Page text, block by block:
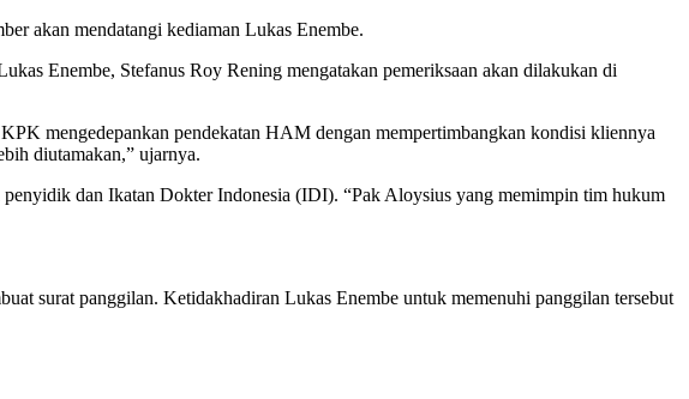
akan mendatangi kediaman Lukas Enembe.
Enembe, Stefanus Roy Rening mengatakan pemeriksaan akan dilakukan di
mengedepankan pendekatan HAM dengan mempertimbangkan kondisi kliennya
diutamakan,” ujarnya.
dan Ikatan Dokter Indonesia (IDI). “Pak Aloysius yang memimpin tim hukum
surat panggilan. Ketidakhadiran Lukas Enembe untuk memenuhi panggilan tersebut